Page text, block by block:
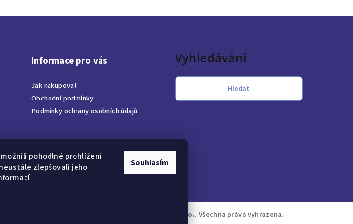
pohodlné prohlížení
zlepšovali jeho
Souhlasím
v
s
Informace pro vás
Jak nakupovat
Obchodní podmínky
Podmínky ochrany osobních údajů
Vyhledávání
Hledat
CORA Bohemia, s.r.o.. Všechna práva vyhrazena.